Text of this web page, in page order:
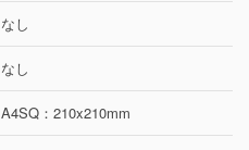
なし
なし
A4SQ：210x210mm